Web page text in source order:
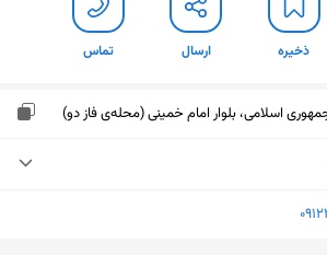
ذخیره ارسال تماس
اسلامی، بلوار امام خمینی (محله‌ی فاز دو)